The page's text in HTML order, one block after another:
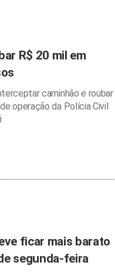
R$ 20 mil em
caminhão e roubar
operação da Polícia Civil
ficar mais barato
segunda-feira